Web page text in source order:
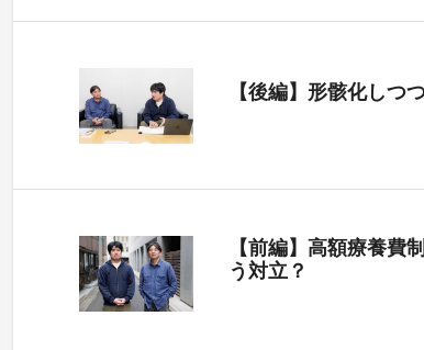
【後編】形骸化しつ
【前編】高額療養費
う対立？